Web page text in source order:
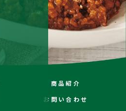
商品紹介
お問い合わせ